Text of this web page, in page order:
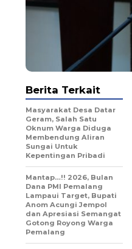
Berita Terkait
Masyarakat Desa Datar
Geram, Salah Satu
Oknum Warga Diduga
Membendung Aliran
Sungai Untuk
Kepentingan Pribadi
Mantap…!! 2026, Bulan
Dana PMI Pemalang
Lampaui Target, Bupati
Anom Acungi Jempol
dan Apresiasi Semangat
Gotong Royong Warga
Pemalang